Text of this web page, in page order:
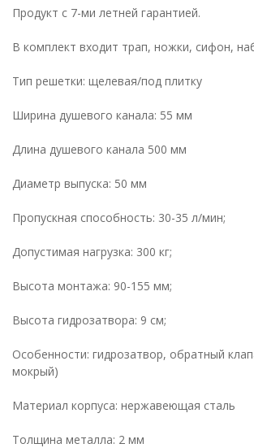
Продукт с 7-ми летней гарантией.
В комплект входит трап, ножки, сифон,
Тип решетки: щелевая/под плитку
Ширина душевого канала: 55 мм
Длина душевого канала 500 мм
Диаметр выпуска: 50 мм
Пропускная способность: 30-35 л/мин;
Допустимая нагрузка: 300 кг;
Высота монтажа: 90-155 мм;
Высота гидрозатвора: 9 см;
Особенности: гидрозатвор, обратный
мокрый)
Материал корпуса: нержавеющая сталь
Толщина металла: 2 мм